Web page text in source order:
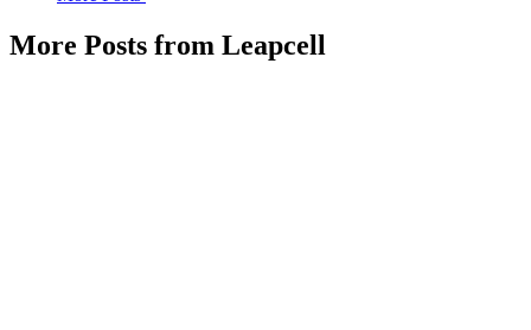
More Posts from Leapcell